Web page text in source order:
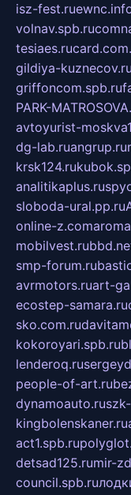
isz-fest.ru
volnav.spb.ru
tesiaes.ru
gildiya-kuznecov.ru
griffoncom.spb.ru
PARK-
avtoyurist-
dg-lab.ruangrup.ru
krsk124.ru
analitikaplus.ru
sloboda-ural.pp.ru
online-z.com
mobilvest.ru
smp-forum.ru
avrmotors.ruart-
ecostep-samara.ru
sko.com.ru
kokoroyari.spb.ru
lenderoq.ru
people-of-art.ru
dynamoauto.ru
kingbolenskaner.ru
act1.spb.ru
detsad125.rumir-
council.spb.ru